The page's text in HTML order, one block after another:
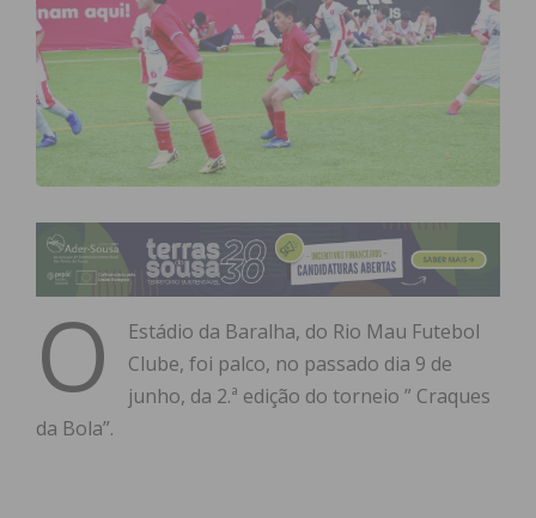
O
Estádio da Baralha, do Rio Mau Futebol
Clube, foi palco, no passado dia 9 de
junho, da 2.ª edição do torneio ” Craques
da Bola”.